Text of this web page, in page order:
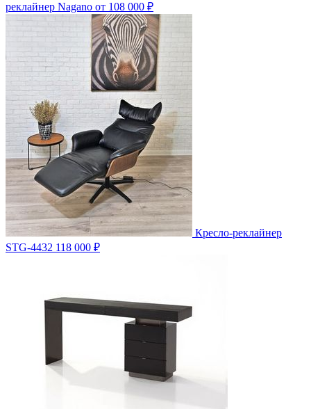
реклайнер Nagano от 108 000 ₽
Кресло-реклайнер
STG-4432 118 000 ₽